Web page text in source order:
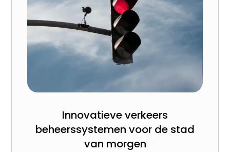
Innovatieve verkeers
beheerssystemen voor de stad
van morgen